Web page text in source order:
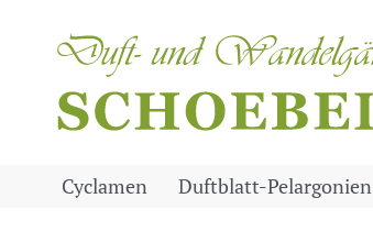
Cyclamen Duftblatt-Pelargonien